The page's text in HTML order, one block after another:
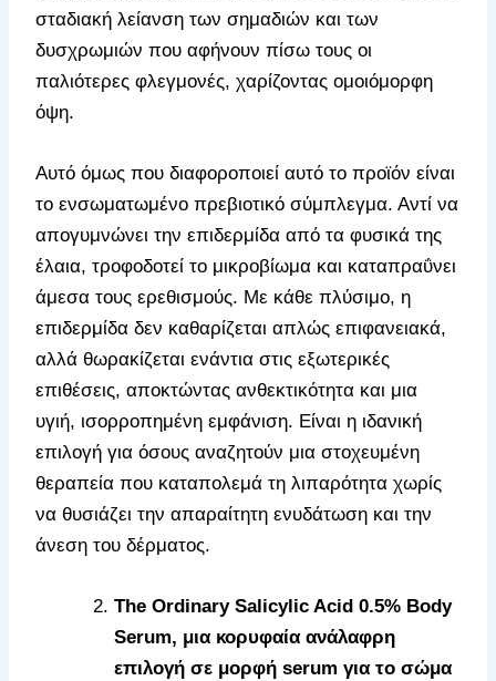
σταδιακή λείανση των σημαδιών και των
δυσχρωμιών που αφήνουν πίσω τους οι
παλιότερες φλεγμονές, χαρίζοντας ομοιόμορφη
όψη.
Αυτό όμως που διαφοροποιεί αυτό το προϊόν είναι
το ενσωματωμένο πρεβιοτικό σύμπλεγμα. Αντί να
απογυμνώνει την επιδερμίδα από τα φυσικά της
έλαια, τροφοδοτεί το μικροβίωμα και καταπραΰνει
άμεσα τους ερεθισμούς. Με κάθε πλύσιμο, η
επιδερμίδα δεν καθαρίζεται απλώς επιφανειακά,
αλλά θωρακίζεται ενάντια στις εξωτερικές
επιθέσεις, αποκτώντας ανθεκτικότητα και μια
υγιή, ισορροπημένη εμφάνιση. Είναι η ιδανική
επιλογή για όσους αναζητούν μια στοχευμένη
θεραπεία που καταπολεμά τη λιπαρότητα χωρίς
να θυσιάζει την απαραίτητη ενυδάτωση και την
άνεση του δέρματος.
The Ordinary Salicylic Acid 0.5% Body
Serum, μια κορυφαία ανάλαφρη
επιλογή σε μορφή serum για το σώμα